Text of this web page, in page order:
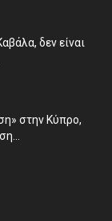
δεν είναι
στην Κύπρο,